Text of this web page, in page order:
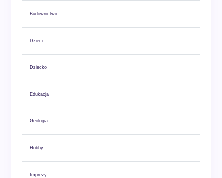
Budownictwo
Dzieci
Dziecko
Edukacja
Geologia
Hobby
Imprezy